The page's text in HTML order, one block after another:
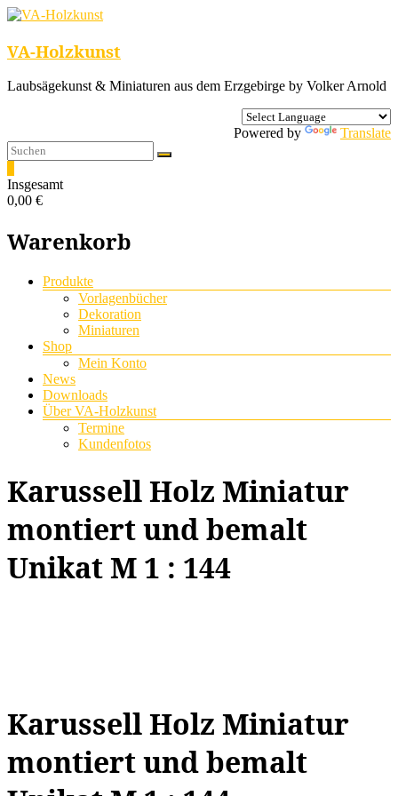
VA-Holzkunst
Laubsägekunst & Miniaturen aus dem Erzgebirge by Volker Arnold
Powered by Translate
Insgesamt
0,00 €
Warenkorb
Menü
Produkte
Vorlagenbücher
Dekoration
Miniaturen
Shop
Mein Konto
News
Downloads
Über VA-Holzkunst
Termine
Kundenfotos
Karussell Holz Miniatur
montiert und bemalt
Unikat M 1 : 144
Karussell Holz Miniatur
montiert und bemalt